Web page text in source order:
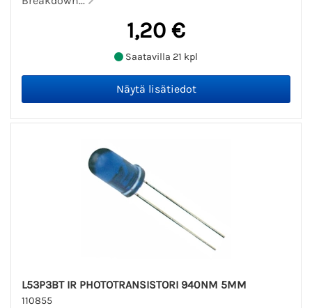
1,20 €
Saatavilla 21 kpl
L53P3BT IR PHOTOTRANSISTORI 940NM 5MM
110855